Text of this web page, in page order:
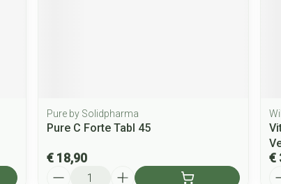
Pure by Solidpharma
Pure C Forte Tabl 45
€ 18,90 €